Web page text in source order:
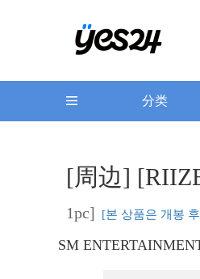
分类
[周边]
1pc] [본 상품은 개봉
SM